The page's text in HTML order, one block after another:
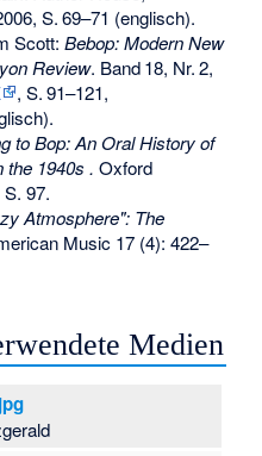
S.69–71 (englisch).
Scott:Bebop: Modern New
Review. Band18, Nr.2,
,S.91–121,
to Bop: An Oral History of
the 1940s . Oxford
97.
Atmosphere": The
Music 17 (4): 422–
Medien